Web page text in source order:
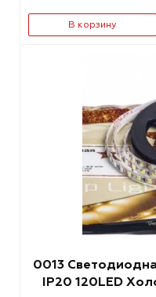
В корзину
0013
IP20 120LED